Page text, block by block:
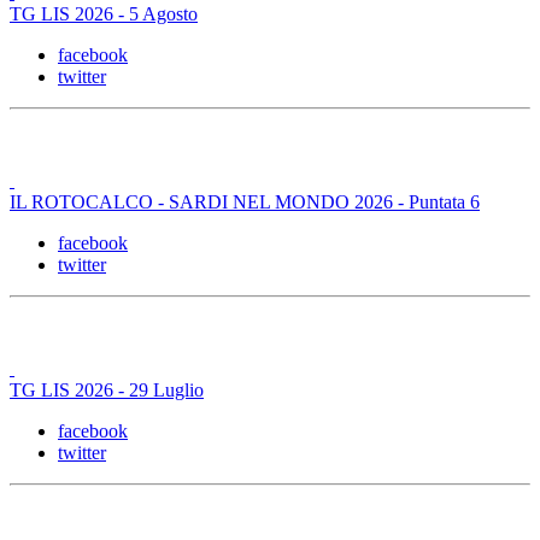
TG LIS 2026 - 5 Agosto
facebook
twitter
IL ROTOCALCO - SARDI NEL MONDO 2026 - Puntata 6
facebook
twitter
TG LIS 2026 - 29 Luglio
facebook
twitter